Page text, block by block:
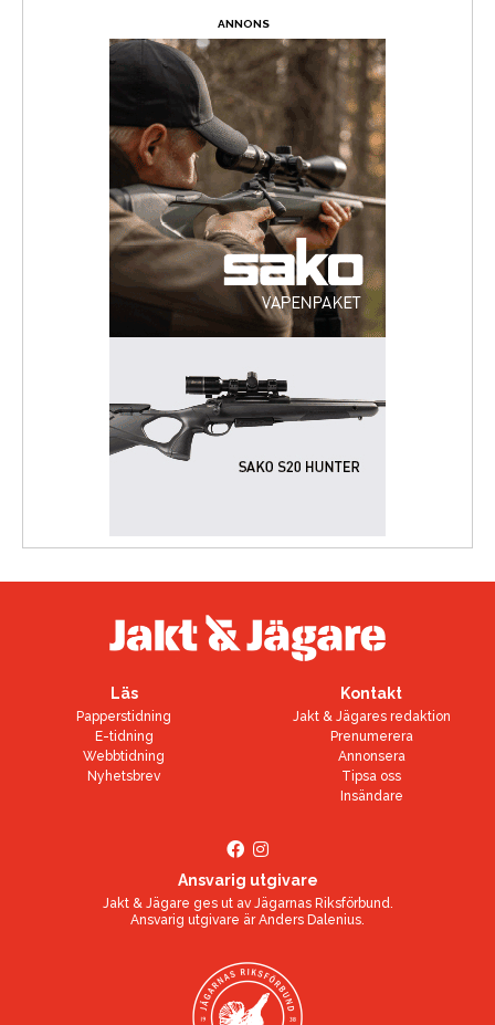
ANNONS
Läs
Papperstidning
E-tidning
Webbtidning
Nyhetsbrev
Kontakt
Jakt & Jägares redaktion
Prenumerera
Annonsera
Tipsa oss
Insändare
Ansvarig utgivare
Jakt & Jägare ges ut av Jägarnas Riksförbund
Ansvarig utgivare ärAnders Dalenius